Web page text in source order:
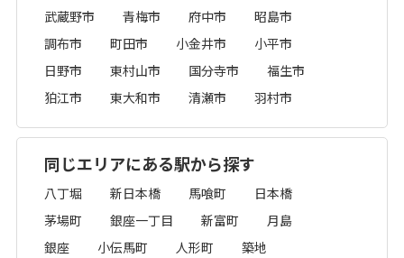
武蔵野市
青梅市 府中市
昭島市
調布市
町田市 小金井市
小平市
日野市
東村山市 国分寺市
福生市
狛江市
東大和市 清瀬市 羽村市
同じエリアにある駅から探す
八丁堀 新日本橋 馬喰町
日本橋
茅場町
銀座一丁目 新富町
月島
銀座
小伝馬町 人形町
築地